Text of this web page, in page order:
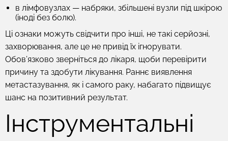
в лімфовузлах — набряки, збільшені вузли під шкірою
(іноді без болю).
Ці ознаки можуть свідчити про інші, не такі серйозні,
захворювання, але це не привід їх ігнорувати.
Обов’язково зверніться до лікаря, щоби перевірити
причину та здобути лікування. Раннє виявлення
метастазування, як і самого раку, набагато підвищує
шанс на позитивний результат.
Інструментальні